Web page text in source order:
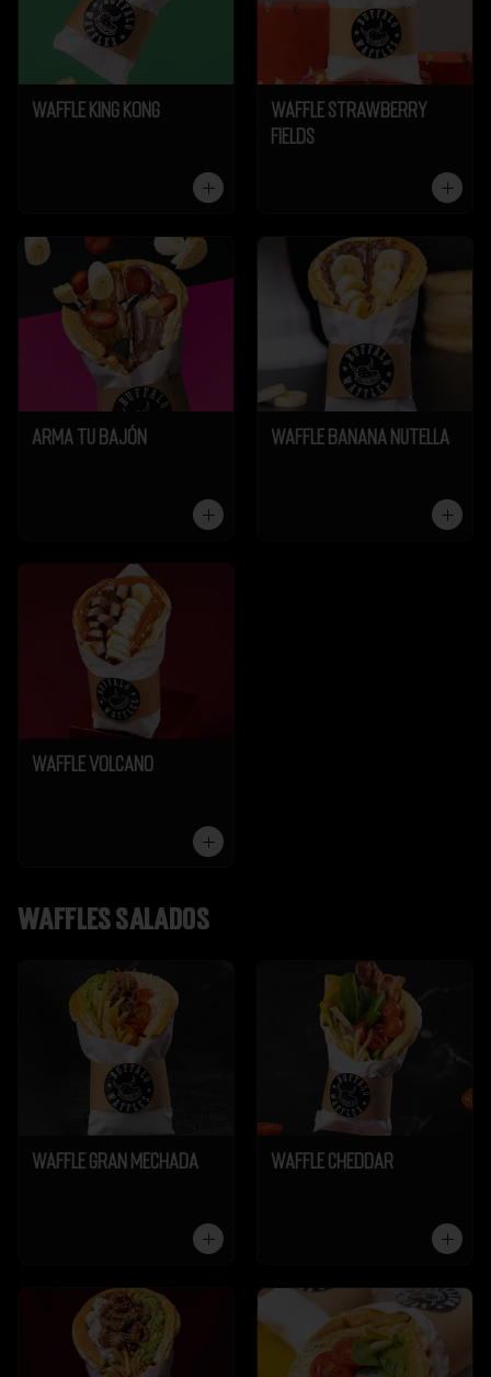
Waffle King Kong
Waffle Strawberry
Fields
Arma tu Bajón Waffle Banana Nutella
Waffle Volcano
Waffles salados
Waffle Gran Mechada Waffle Cheddar